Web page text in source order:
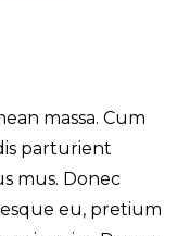
massa. Cum
parturient
mus. Donec
eu, pretium